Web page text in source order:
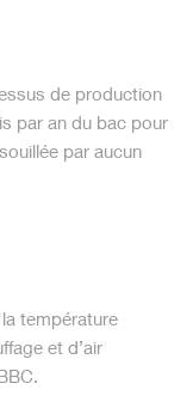
de production
par an du bac pour
par aucun
température
et d’air